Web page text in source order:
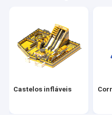
Castelos de água infláveis
parque inflável da água
Slide do Castelo de
Castelos infláveis